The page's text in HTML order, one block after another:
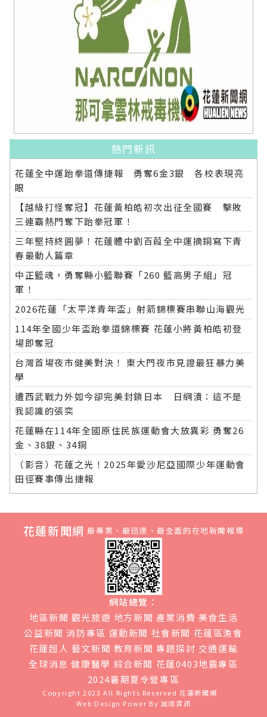
熱門新訊
花蓮全中運跆拳道傳捷報 勇奪6金3銀 各校表現亮
眼
【越級打怪奪冠】花蓮黃柏皓初次出征全國賽 擊敗
三連霸熱門奪下跆拳冠軍！
三年堅持終圓夢！花蓮體中劉百葭全中運摘銅寫下青
春最動人篇章
中正籃魂，勇奪縣小籃聯賽「260 籃高男子組」冠
軍！
2026花蓮「太平洋青年盃」射箭錦標賽串聯山海觀光
114年全國少年盃跆拳道錦標賽 花蓮小將黃柏皓初登
場即奪冠
台灣首場夜市健美對決！ 東大門夜市見證最狂暴力美
學
遭西武戰力外如今卻完美封鎖日本 日網潰：這不是
我認識的張奕
花蓮縣在114年全國原住民族運動會大放異彩 勇奪26
金、38銀、34銅
（影音）花蓮之光！2025年愛沙尼亞國際少年運動會
田徑賽事傳出捷報
花蓮新聞網 最專業、最迅速、最全面的在地新聞報導
網站總覽：
地區新聞 觀光旅遊 地方新聞 產業消費 美食生活
公益新聞 消防專區 運動新聞 社會新聞 花蓮區漁會
花蓮超人 藝文新聞 教育新聞 專題探討 交通運輸
全球消息 健康醫學 綜合新聞 花蓮0403地震專區
2024暑期夏令營專區
Copyright 2023 All Rights Reserved花蓮新聞網
Web Design Power By 誠翊資訊